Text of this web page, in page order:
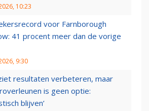
10:23
voor Farnborough
41 procent meer dan de vorige
9:30
resultaten verbeteren, maar
is geen optie:
blijven’